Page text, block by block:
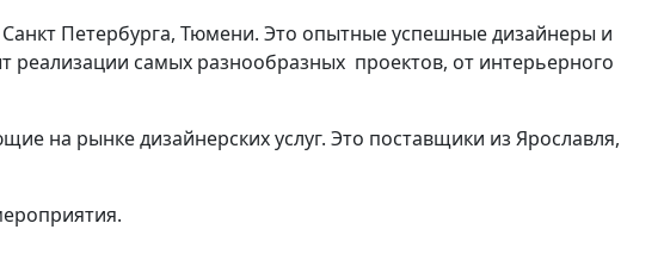
Петербурга, Тюмени. Это опытные успешные дизайнеры и
самых разнообразных проектов, от интерьерного
на рынке дизайнерских услуг. Это поставщики из Ярославля,